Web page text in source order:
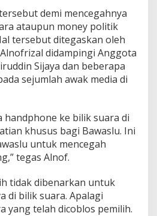
d
p
h
o
n
e
d
i
l
i
k
T
P
S
P
a
d
demi mencegahnya
ataupun money politik
tersebut ditegaskan oleh
didampingi Anggota
Sijaya dan beberapa
sejumlah awak media di
handphone ke bilik suara di
khusus bagi Bawaslu. Ini
untuk mencegah
tegas Alnof.
tidak dibenarkan untuk
di bilik suara. Apalagi
yang telah dicoblos pemilih.